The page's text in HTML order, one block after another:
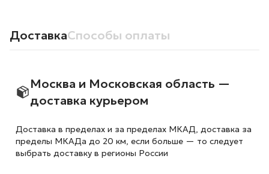
ДоставкаСпособы оплаты
Москва и Московская область —
доставка курьером
Доставка в пределах и за пределах МКАД, доставка за
пределы МКАДа до 20 км, если больше — то следует
выбрать доставку в регионы России